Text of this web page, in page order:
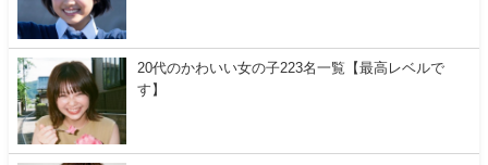
20代のかわいい女の子223名一覧【最高レベルで
す】